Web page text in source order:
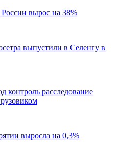
вырос на 38%
выпустили в Селенгу в
контроль расследование
выросла на 0,3%